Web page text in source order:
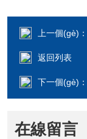
上一個(gè)：
返回列表
下一個(gè)：
在線留言